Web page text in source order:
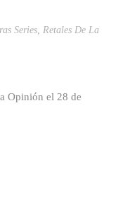
Series, Retales De La
Opinión el 28 de